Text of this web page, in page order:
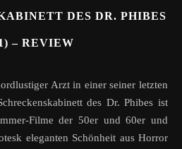
DES DR. PHIBES
– REVIEW
des Dr. Phibes ist
Filme der 50er und 60er und
eleganten Schönheit aus Horror